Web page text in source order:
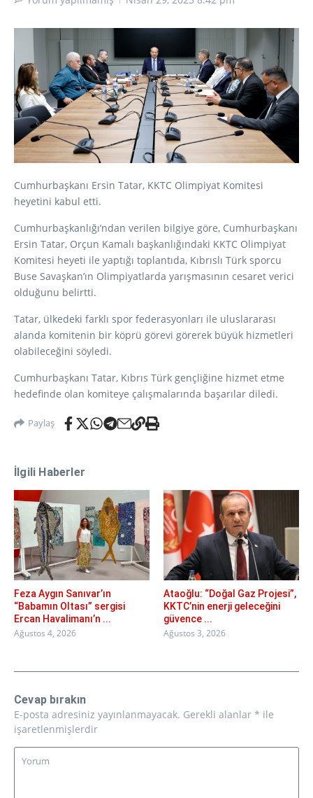
Cumhurbaşkanı Ersin Tatar, KKTC Olimpiyat Komitesi
heyetini kabul etti.
Cumhurbaşkanlığı’ndan verilen bilgiye göre, Cumhurbaşkanı
Ersin Tatar, Orçun Kamalı başkanlığındaki KKTC Olimpiyat
Komitesi heyeti ile yaptığı toplantıda, Kıbrıslı Türk sporcu
Buse Savaşkan’ın Olimpiyatlarda yarışmasının cesaret verici
olduğunu belirtti.
Tatar, ülkedeki farklı spor federasyonları ile uluslararası
alanda komitenin bir köprü görevi görerek büyük hizmetleri
olabileceğini söyledi.
Cumhurbaşkanı Tatar, Kıbrıs Türk gençliğine hizmet etme
hedefinde olan komiteye çalışmalarında başarılar diledi.
Paylaş
İlgili Haberler
Feza Aygın Sanıvar’ın
“Babamın Oltası” sergisi
Ercan Havalimanı’n ...
Ağustos 4, 2026
Ataoğlu: “Doğal Gaz Projesi”,
KKTC’nin enerji geleceğini
güvence ...
Ağustos 3, 2026
Cevap bırakın
E-posta adresiniz yayınlanmayacak. Gerekli alanlar * ile
işaretlenmişlerdir